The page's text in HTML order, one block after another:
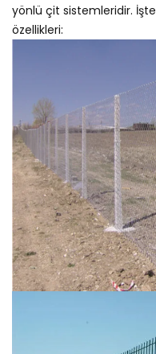
yönlü çit sistemleridir.
özellikleri: